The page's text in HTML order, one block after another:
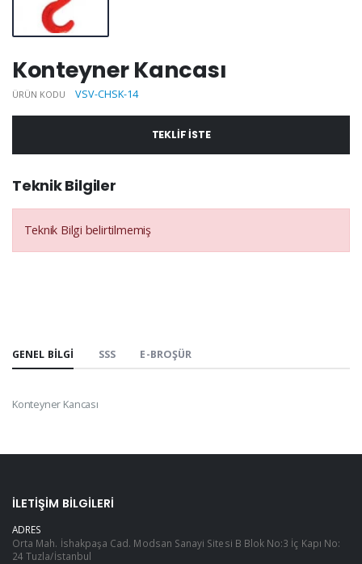
Konteyner Kancası
ÜRÜN KODU VSV-CHSK-14
TEKLIF ISTE
Teknik Bilgiler
Teknik Bilgi belirtilmemiş
GENEL BILGI SSS E-BROŞÜR
Konteyner Kancası
İLETIŞIM BILGILERI
ADRES
Orta Mah. İshakpaşa Cad. Modsan Sanayi Sitesi B Blok No:3 İç Kapı No:
24 Tuzla/İstanbul